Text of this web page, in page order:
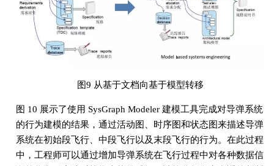
图9 从基于文档向基于模型转移
图 10 展示了使用 SysGraph Modeler 建模工具完成对导弹系统
的行为建模的结果，通过活动图、时序图和状态图来描述导弹
系统在初始段飞行、中段飞行以及末段飞行的行为。在此过程
中，工程师可以通过增加导弹系统在飞行过程中对各种数据信